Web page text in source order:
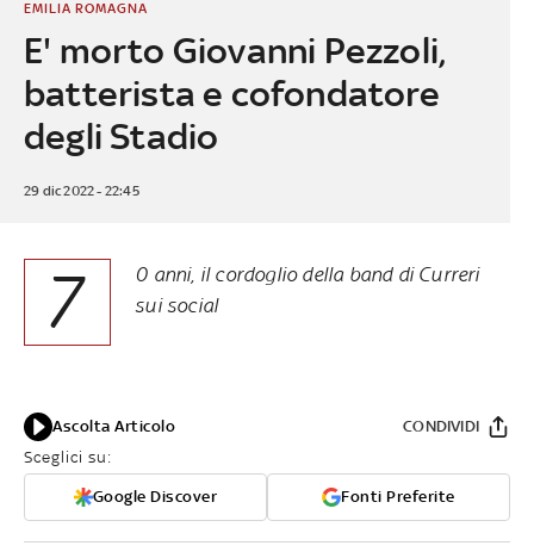
E' morto Giovanni Pezzoli,
batterista e cofondatore
degli Stadio
EMILIA ROMAGNA
29 dic 2022 - 22:45
7
0 anni, il cordoglio della band di Curreri
sui social
Ascolta Articolo
Sceglici su:
Google Discover Fonti Preferite
CONDIVIDI